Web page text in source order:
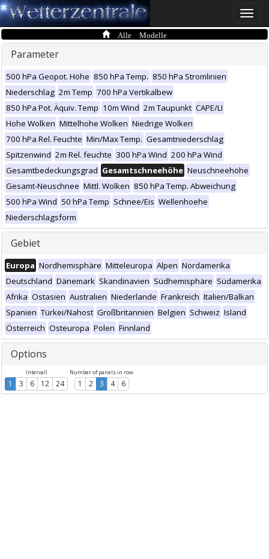
Toggle
Alle Modelle
Parameter
500 hPa Geopot. Höhe 850 hPa Temp. 850 hPa Stromlinien
Niederschlag 2m Temp 700 hPa Vertikalbew
850 hPa Pot. Äquiv. Temp 10m Wind 2m Taupunkt CAPE/LI
Hohe Wolken Mittelhohe Wolken Niedrige Wolken
700 hPa Rel. Feuchte Min/Max Temp. Gesamtniederschlag
Spitzenwind 2m Rel. feuchte 300 hPa Wind 200 hPa Wind
Gesamtbedeckungsgrad Gesamtschneehöhe Neuschneehöhe
Gesamt-Neuschnee Mittl. Wolken 850 hPa Temp. Abweichung
500 hPa Wind 50 hPa Temp Schnee/Eis Wellenhoehe
Niederschlagsform
Gebiet
Europa Nordhemisphäre Mitteleuropa Alpen Nordamerika
Deutschland Dänemark Skandinavien Südhemisphäre Südamerika
Afrika Ostasien Australien Niederlande Frankreich Italien/Balkan
Spanien Türkei/Nahost Großbritannien Belgien Schweiz Island
Österreich Osteuropa Polen Finnland
Options
Intervall
1 3 6 12 24
Number of panels in row
1 2 3 4 6